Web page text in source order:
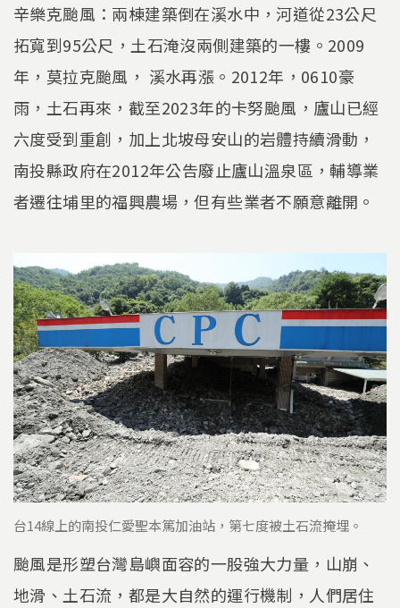
辛樂克颱風：兩棟建築倒在溪水中，河道從23公尺
拓寬到95公尺，土石淹沒兩側建築的一樓。2009
年，莫拉克颱風， 溪水再漲。2012年，0610豪
雨，土石再來，截至2023年的卡努颱風，廬山已經
六度受到重創，加上北坡母安山的岩體持續滑動，
南投縣政府在2012年公告廢止廬山溫泉區，輔導業
者遷往埔里的福興農場，但有些業者不願意離開。
台14線上的南投仁愛聖本篤加油站，第七度被土石流掩埋。
颱風是形塑台灣島嶼面容的一股強大力量，山崩、
地滑、土石流，都是大自然的運行機制，人們居住